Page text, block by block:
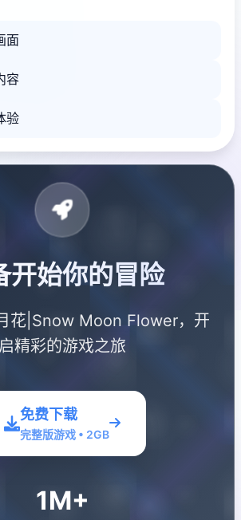
面
容
验
开始你的冒险
花|Snow Moon Flower，开
启精彩的游戏之旅
免费下载
完整版游戏 • 2GB
1M+